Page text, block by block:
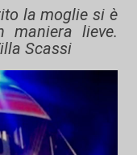
la moglie si è
lieve.
Scassi